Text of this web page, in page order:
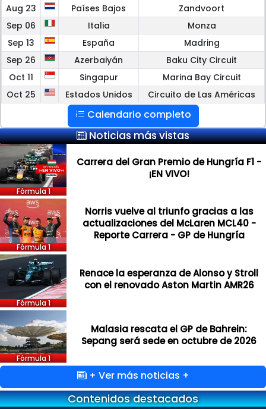
Aug 23 Países Bajos
Zandvoort
Sep 06
Italia
Monza
Sep 13
España
Madring
Sep 26
Azerbaiyán
Baku City Circuit
Oct 11
Singapur
Marina Bay Circuit
Oct 25
Estados Unidos Circuito de Las Américas
Calendario completo
Noticias más vistas
Fórmula 1
Carrera del Gran Premio de Hungría F1 -
¡EN VIVO!
Fórmula 1
Norris vuelve al triunfo gracias a las
actualizaciones del McLaren MCL40 -
Reporte Carrera - GP de Hungría
Fórmula 1
Renace la esperanza de Alonso y Stroll
con el renovado Aston Martin AMR26
Fórmula 1
Malasia rescata el GP de Bahrein:
Sepang será sede en octubre de 2026
+ Ver más noticias +
Contenidos destacados